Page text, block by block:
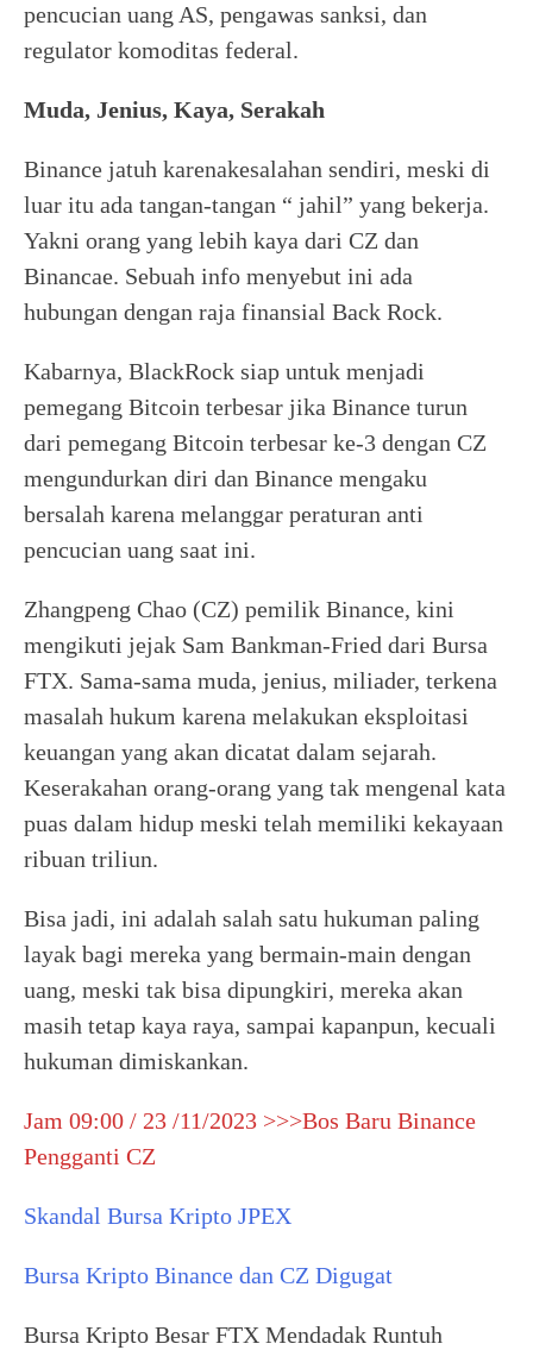
pencucian uang AS, pengawas sanksi, dan
regulator komoditas federal.
Muda, Jenius, Kaya, Serakah
Binance jatuh karenakesalahan sendiri, meski di
luar itu ada tangan-tangan “ jahil” yang bekerja.
Yakni orang yang lebih kaya dari CZ dan
Binancae. Sebuah info menyebut ini ada
hubungan dengan raja finansial Back Rock.
Kabarnya, BlackRock siap untuk menjadi
pemegang Bitcoin terbesar jika Binance turun
dari pemegang Bitcoin terbesar ke-3 dengan CZ
mengundurkan diri dan Binance mengaku
bersalah karena melanggar peraturan anti
pencucian uang saat ini.
Zhangpeng Chao (CZ) pemilik Binance, kini
mengikuti jejak Sam Bankman-Fried dari Bursa
FTX. Sama-sama muda, jenius, miliader, terkena
masalah hukum karena melakukan eksploitasi
keuangan yang akan dicatat dalam sejarah.
Keserakahan orang-orang yang tak mengenal kata
puas dalam hidup meski telah memiliki kekayaan
ribuan triliun.
Bisa jadi, ini adalah salah satu hukuman paling
layak bagi mereka yang bermain-main dengan
uang, meski tak bisa dipungkiri, mereka akan
masih tetap kaya raya, sampai kapanpun, kecuali
hukuman dimiskankan.
Jam 09:00 / 23 /11/2023 >>>Bos Baru Binance
Pengganti CZ
Skandal Bursa Kripto JPEX
Bursa Kripto Binance dan CZ Digugat
Bursa Kripto Besar FTX Mendadak Runtuh